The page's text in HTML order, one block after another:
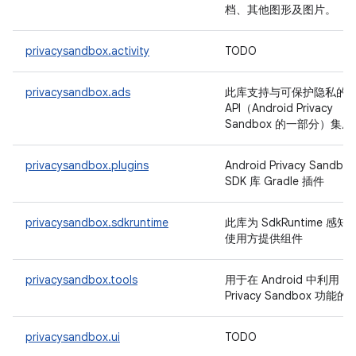
档、其他图形及图片。
privacysandbox.activity TODO
privacysandbox.ads
此库支持与可保护隐私的
API（Android Privacy
Sandbox 的一部分）集成
privacysandbox.plugins
Android Privacy Sandbox
SDK 库 Gradle 插件
privacysandbox.sdkruntime
此库为 SdkRuntime 感知
使用方提供组件
privacysandbox.tools
用于在 Android 中利用
Privacy Sandbox 功能的
privacysandbox.ui TODO